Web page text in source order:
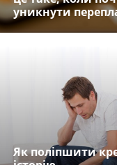
уникнути
Як поліпшити